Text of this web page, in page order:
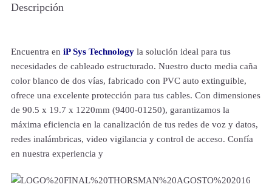
Descripción
Encuentra en iP Sys Technologyla solución ideal para tus
necesidades de cableado estructurado. Nuestro ducto media caña
color blanco de dos vías, fabricado con PVC auto extinguible,
ofrece una excelente protección para tus cables. Con dimensiones
de 90.5 x 19.7 x 1220mm (9400-01250), garantizamos la
máxima eficiencia en la canalización de tus redes de voz y datos,
redes inalámbricas, video vigilancia y control de acceso. Confía
en nuestra experiencia y